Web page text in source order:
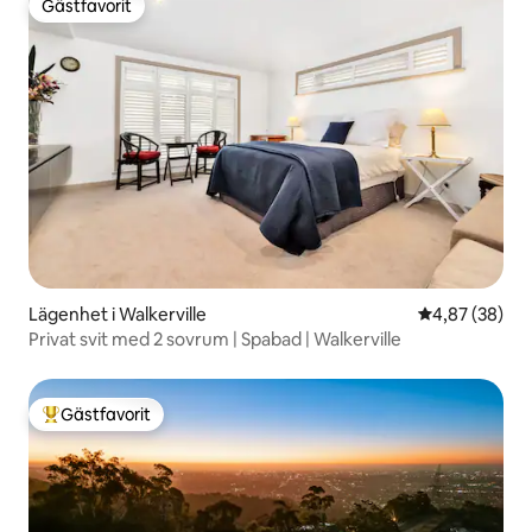
Gästfavorit
Gästfavorit
Lägenhet i Walkerville 4,87 av 5 i
4,87 (38)
Privat svit med 2 sovrum | Spabad | Walkerville
Populär gästfavorit
Gästfavorit